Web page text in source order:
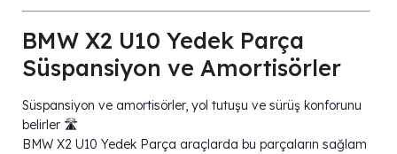
BMW X2 U10 Yedek Parça
Süspansiyon ve Amortisörler
Süspansiyon ve amortisörler, yol tutuşu ve sürüş konforunu
belirler 🛣️
BMW X2 U10 Yedek Parça araçlarda bu parçaların sağlam